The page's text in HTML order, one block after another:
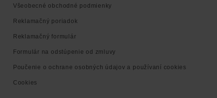
Všeobecné obchodné podmienky
Reklamačný poriadok
Reklamačný formulár
Formulár na odstúpenie od zmluvy
Poučenie o ochrane osobných údajov a používaní cookies
Cookies